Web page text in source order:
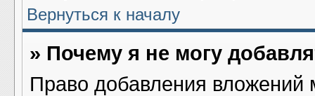
Вернуться к началу
» Почему я не могу
Право добавления вложений